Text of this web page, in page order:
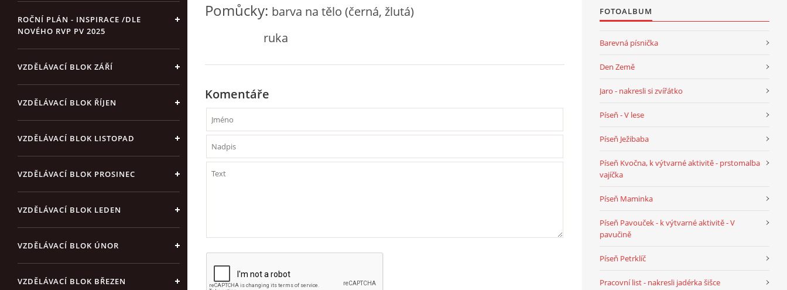
ROČNÍ PLÁN - INSPIRACE /DLE
NOVÉHO RVP PV 2025
VZDĚLÁVACÍ BLOK ZÁŘÍ
VZDĚLÁVACÍ BLOK ŘÍJEN
VZDĚLÁVACÍ BLOK LISTOPAD
VZDĚLÁVACÍ BLOK PROSINEC
VZDĚLÁVACÍ BLOK LEDEN
VZDĚLÁVACÍ BLOK ÚNOR
VZDĚLÁVACÍ BLOK BŘEZEN
Pomůcky: barva na tělo (černá, žlutá)
ruka
Komentáře
FOTOALBUM
Barevná písnička
Den Země
Jaro - nakresli si zvířátko
Píseň - V lese
Píseň Ježibaba
Píseň Kvočna, k výtvarné aktivitě - prstomalba
vajíčka
Píseň Maminka
Píseň Pavouček - k výtvarné aktivitě - V
pavučině
Píseň Petrklíč
Pracovní list - nakresli jadérka šišce